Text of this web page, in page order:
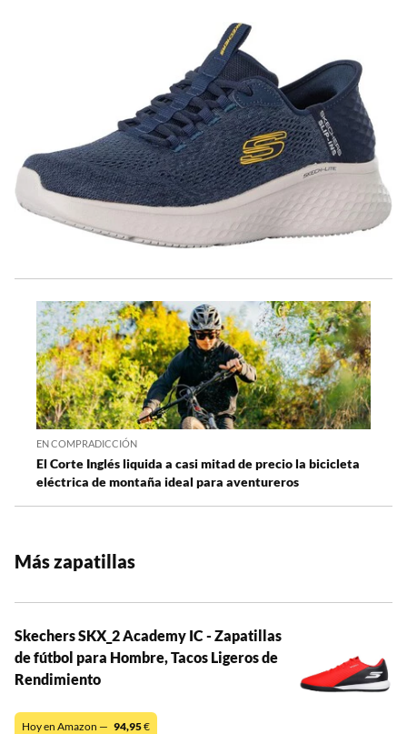
EN COMPRADICCIÓN
El Corte Inglés liquida a casi mitad de precio la bicicleta
eléctrica de montaña ideal para aventureros
Más zapatillas
Skechers SKX_2 Academy IC - Zapatillas
de fútbol para Hombre, Tacos Ligeros de
Rendimiento
Hoy en Amazon — 94,95€